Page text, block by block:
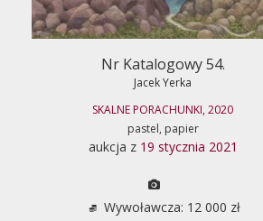
Nr Katalogowy 54.
Jacek Yerka
SKALNE PORACHUNKI, 2020
pastel, papier
aukcja z 19 stycznia 2021
Wywoławcza: 12 000 zł